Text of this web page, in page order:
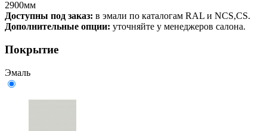
2900мм
Доступны под заказ: в эмали по каталогам RAL и NCS,CS.
Дополнительные опции: уточняйте у менеджеров салона.
Покрытие
Эмаль